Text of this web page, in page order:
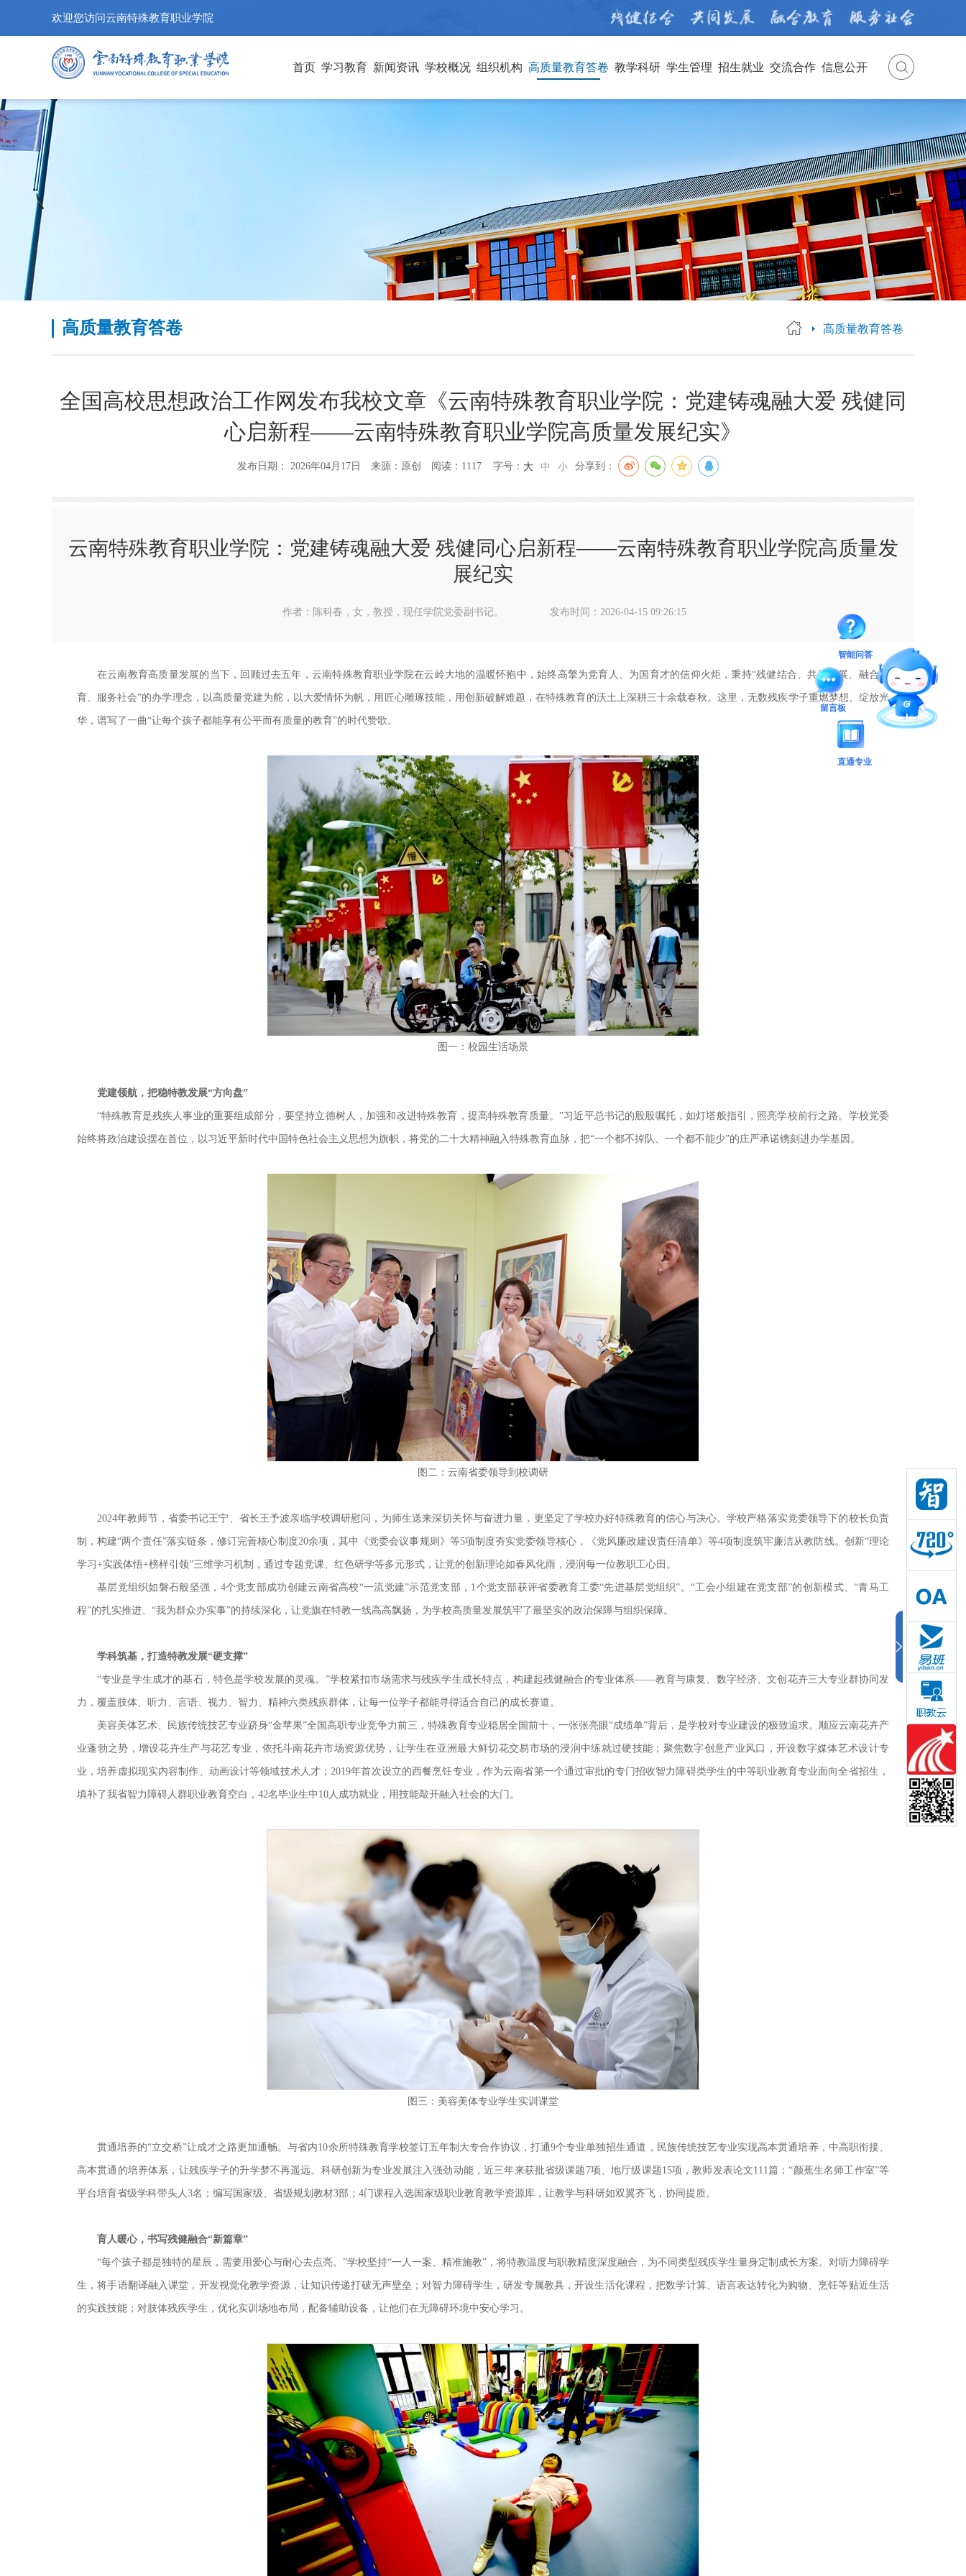
欢迎您访问云南特殊教育职业学院
首页 学习教育 新闻资讯 学校概况 组织机构 高质量教育答卷 教学科研 学生管理 招生就业 交流合作 信息公开
高质量教育答卷 高质量教育答卷
全国高校思想政治工作网发布我校文章《云南特殊教育职业学院：党建铸魂融大爱 残健同
心启新程——云南特殊教育职业学院高质量发展纪实》
发布日期： 2026年04月17日 来源：原创 阅读：1117 字号： 大 中 小 分享到：
云南特殊教育职业学院：党建铸魂融大爱 残健同心启新程——云南特殊教育职业学院高质量发
展纪实
作者：陈科春，女，教授，现任学院党委副书记。 发布时间：2026-04-15 09:26:15
在云南教育高质量发展的当下，回顾过去五年，云南特殊教育职业学院在云岭大地的温暖怀抱中，始终高擎为党育人、为国育才的信仰火炬，秉持“残健结合、共同发展、融合教
育、服务社会”的办学理念，以高质量党建为舵，以大爱情怀为帆，用匠心雕琢技能，用创新破解难题，在特殊教育的沃土上深耕三十余载春秋。这里，无数残疾学子重燃梦想、绽放光
华，谱写了一曲“让每个孩子都能享有公平而有质量的教育”的时代赞歌。
图一：校园生活场景
党建领航，把稳特教发展“方向盘”
“特殊教育是残疾人事业的重要组成部分，要坚持立德树人，加强和改进特殊教育，提高特殊教育质量。”习近平总书记的殷殷嘱托，如灯塔般指引，照亮学校前行之路。学校党委
始终将政治建设摆在首位，以习近平新时代中国特色社会主义思想为旗帜，将党的二十大精神融入特殊教育血脉，把“一个都不掉队、一个都不能少”的庄严承诺镌刻进办学基因。
图二：云南省委领导到校调研
2024年教师节，省委书记王宁、省长王予波亲临学校调研慰问，为师生送来深切关怀与奋进力量，更坚定了学校办好特殊教育的信心与决心。学校严格落实党委领导下的校长负责
制，构建“两个责任”落实链条，修订完善核心制度20余项，其中《党委会议事规则》等5项制度夯实党委领导核心，《党风廉政建设责任清单》等4项制度筑牢廉洁从教防线。创新“理论
学习+实践体悟+榜样引领”三维学习机制，通过专题党课、红色研学等多元形式，让党的创新理论如春风化雨，浸润每一位教职工心田。
基层党组织如磐石般坚强，4个党支部成功创建云南省高校“一流党建”示范党支部，1个党支部获评省委教育工委“先进基层党组织”。“工会小组建在党支部”的创新模式、“青马工
程”的扎实推进、“我为群众办实事”的持续深化，让党旗在特教一线高高飘扬，为学校高质量发展筑牢了最坚实的政治保障与组织保障。
学科筑基，打造特教发展“硬支撑”
“专业是学生成才的基石，特色是学校发展的灵魂。”学校紧扣市场需求与残疾学生成长特点，构建起残健融合的专业体系——教育与康复、数字经济、文创花卉三大专业群协同发
力，覆盖肢体、听力、言语、视力、智力、精神六类残疾群体，让每一位学子都能寻得适合自己的成长赛道。
美容美体艺术、民族传统技艺专业跻身“金苹果”全国高职专业竞争力前三，特殊教育专业稳居全国前十，一张张亮眼“成绩单”背后，是学校对专业建设的极致追求。顺应云南花卉产
业蓬勃之势，增设花卉生产与花艺专业，依托斗南花卉市场资源优势，让学生在亚洲最大鲜切花交易市场的浸润中练就过硬技能；聚焦数字创意产业风口，开设数字媒体艺术设计专
业，培养虚拟现实内容制作、动画设计等领域技术人才；2019年首次设立的西餐烹饪专业，作为云南省第一个通过审批的专门招收智力障碍类学生的中等职业教育专业面向全省招生，
填补了我省智力障碍人群职业教育空白，42名毕业生中10人成功就业，用技能敲开融入社会的大门。
图三：美容美体专业学生实训课堂
贯通培养的“立交桥”让成才之路更加通畅。与省内10余所特殊教育学校签订五年制大专合作协议，打通9个专业单独招生通道，民族传统技艺专业实现高本贯通培养，中高职衔接、
高本贯通的培养体系，让残疾学子的升学梦不再遥远。科研创新为专业发展注入强劲动能，近三年来获批省级课题7项、地厅级课题15项，教师发表论文111篇；“颜蕉生名师工作室”等
平台培育省级学科带头人3名；编写国家级、省级规划教材3部；4门课程入选国家级职业教育教学资源库，让教学与科研如双翼齐飞，协同提质。
育人暖心，书写残健融合“新篇章”
“每个孩子都是独特的星辰，需要用爱心与耐心去点亮。”学校坚持“一人一案、精准施教”，将特教温度与职教精度深度融合，为不同类型残疾学生量身定制成长方案。对听力障碍学
生，将手语翻译融入课堂，开发视觉化教学资源，让知识传递打破无声壁垒；对智力障碍学生，研发专属教具，开设生活化课程，把数学计算、语言表达转化为购物、烹饪等贴近生活
的实践技能；对肢体残疾学生，优化实训场地布局，配备辅助设备，让他们在无障碍环境中安心学习。
智能问答
留言板
直通专业